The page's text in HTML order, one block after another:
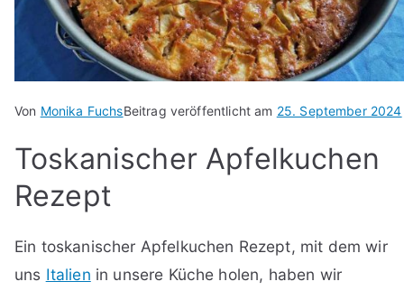
Von Monika FuchsBeitrag veröffentlicht am 25. September 2024
Toskanischer Apfelkuchen
Rezept
Ein toskanischer Apfelkuchen Rezept, mit dem wir
uns Italien in unsere Küche holen, haben wir